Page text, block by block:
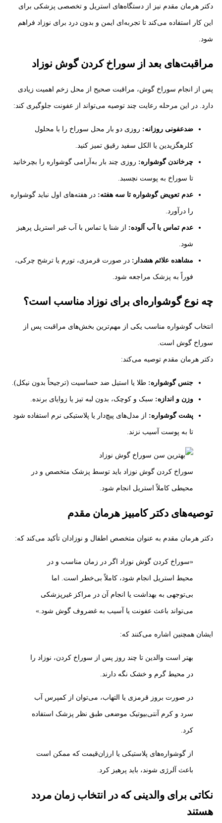
دکتر هرمان مقدم نیز از دستگاه‌های استریل و تخصصی پزشکی برای
این کار استفاده می‌کند تا تجربه‌ای ایمن و بدون درد برای نوزاد فراهم
شود.
مراقبت‌های بعد از سوراخ کردن گوش نوزاد
پس از انجام سوراخ گوش، مراقبت صحیح از محل زخم اهمیت زیادی
دارد. در این مرحله رعایت چند توصیه می‌تواند از عفونت جلوگیری کند:
ضدعفونی روزانه: روزی دو بار محل سوراخ را با محلول
کلرهگزیدین یا الکل سفید رقیق تمیز کنید.
چرخاندن گوشواره: روزی چند بار به‌آرامی گوشواره را بچرخانید
تا سوراخ به پوست نچسبد.
عدم تعویض گوشواره تا سه هفته: در هفته‌های اول نباید گوشواره
را درآورد.
عدم تماس با آب آلوده: از شنا یا تماس با آب غیر استریل پرهیز
شود.
مشاهده علائم هشدار: در صورت قرمزی، تورم یا ترشح چرکی،
فوراً به پزشک مراجعه شود.
چه نوع گوشواره‌ای برای نوزاد مناسب است؟
انتخاب گوشواره مناسب یکی از مهم‌ترین بخش‌های مراقبت پس از
سوراخ گوش است.
دکتر هرمان مقدم توصیه می‌کند:
جنس گوشواره: طلا یا استیل ضد حساسیت (ترجیحاً بدون نیکل).
وزن و اندازه: سبک و کوچک، بدون لبه تیز یا زوایای برنده.
پشت گوشواره: از مدل‌های پیچ‌دار یا پلاستیکی نرم استفاده شود
تا به پوست آسیب نزند.
سوراخ کردن گوش نوزاد باید توسط پزشک متخصص و در
محیطی کاملاً استریل انجام شود.
توصیه‌های دکتر کامبیز هرمان مقدم
دکتر هرمان مقدم به عنوان متخصص اطفال و نوزادان تأکید می‌کند که:
«سوراخ کردن گوش نوزاد اگر در زمان مناسب و در
محیط استریل انجام شود، کاملاً بی‌خطر است. اما
بی‌توجهی به بهداشت یا انجام آن در مراکز غیرپزشکی
می‌تواند باعث عفونت یا آسیب به غضروف گوش شود.»
ایشان همچنین اشاره می‌کنند که:
بهتر است والدین تا چند روز پس از سوراخ کردن، نوزاد را
در محیط گرم و خشک نگه دارند.
در صورت بروز قرمزی یا التهاب، می‌توان از کمپرس آب
سرد و کرم آنتی‌بیوتیک موضعی طبق نظر پزشک استفاده
کرد.
از گوشواره‌های پلاستیکی یا ارزان‌قیمت که ممکن است
باعث آلرژی شوند، باید پرهیز کرد.
نکاتی برای والدینی که در انتخاب زمان مردد
هستند